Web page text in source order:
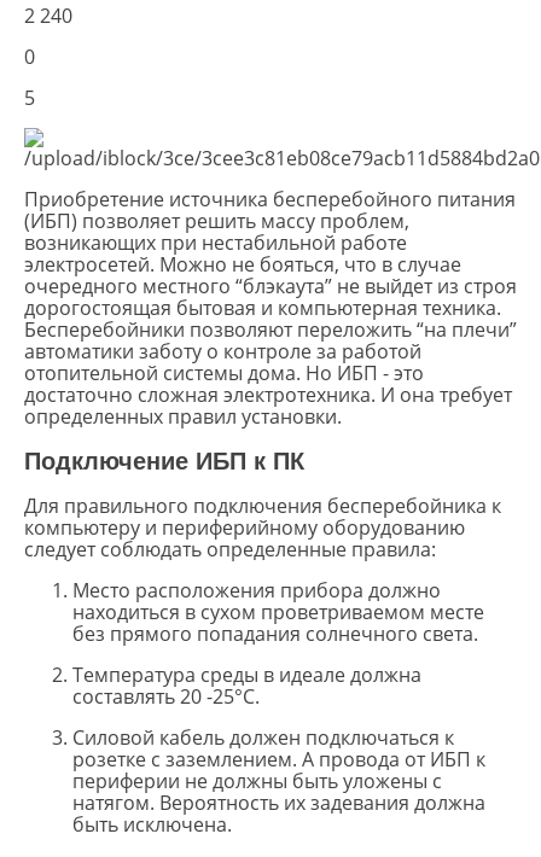
2 240
0
5
Приобретение источника бесперебойного питания
(ИБП) позволяет решить массу проблем,
возникающих при нестабильной работе
электросетей. Можно не бояться, что в случае
очередного местного “блэкаута” не выйдет из строя
дорогостоящая бытовая и компьютерная техника.
Бесперебойники позволяют переложить “на плечи”
автоматики заботу о контроле за работой
отопительной системы дома. Но ИБП - это
достаточно сложная электротехника. И она требует
определенных правил установки.
Подключение ИБП к ПК
Для правильного подключения бесперебойника к
компьютеру и периферийному оборудованию
следует соблюдать определенные правила:
Место расположения прибора должно
находиться в сухом проветриваемом месте
без прямого попадания солнечного света.
Температура среды в идеале должна
составлять 20 -25°С.
Силовой кабель должен подключаться к
розетке с заземлением. А провода от ИБП к
периферии не должны быть уложены с
натягом. Вероятность их задевания должна
быть исключена.